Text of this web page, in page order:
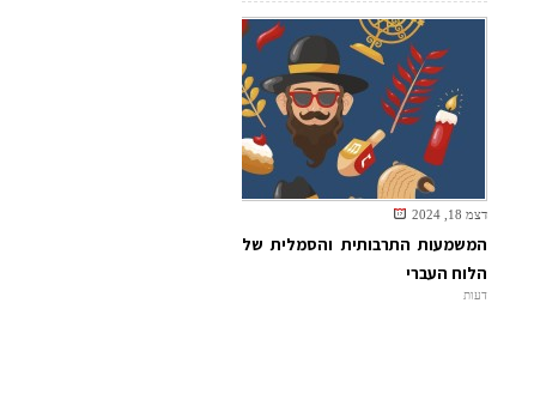
דצמ 18, 2024
המשמעות התרבותית והסמלית של
הלוח העברי
דעות